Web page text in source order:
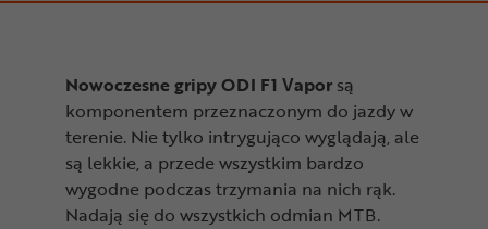
Nowoczesne gripy ODI F1 Vapor są
komponentem przeznaczonym do jazdy w
terenie. Nie tylko intrygująco wyglądają, ale
są lekkie, a przede wszystkim bardzo
wygodne podczas trzymania na nich rąk.
Nadają się do wszystkich odmian MTB.